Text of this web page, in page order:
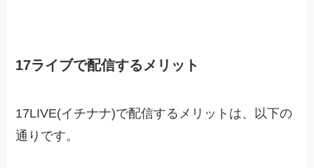
17ライブで配信するメリット
17LIVE(イチナナ)で配信するメリットは、以下の
通りです。